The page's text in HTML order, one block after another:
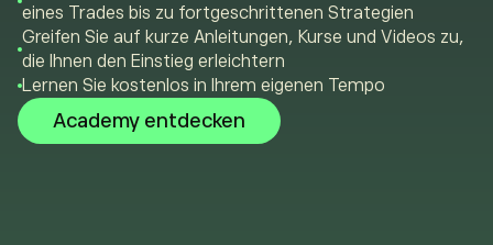
eines Trades bis zu fortgeschrittenen Strategien
Greifen Sie auf kurze Anleitungen, Kurse und Videos zu,
die Ihnen den Einstieg erleichtern
Lernen Sie kostenlos in Ihrem eigenen Tempo
Academy entdecken